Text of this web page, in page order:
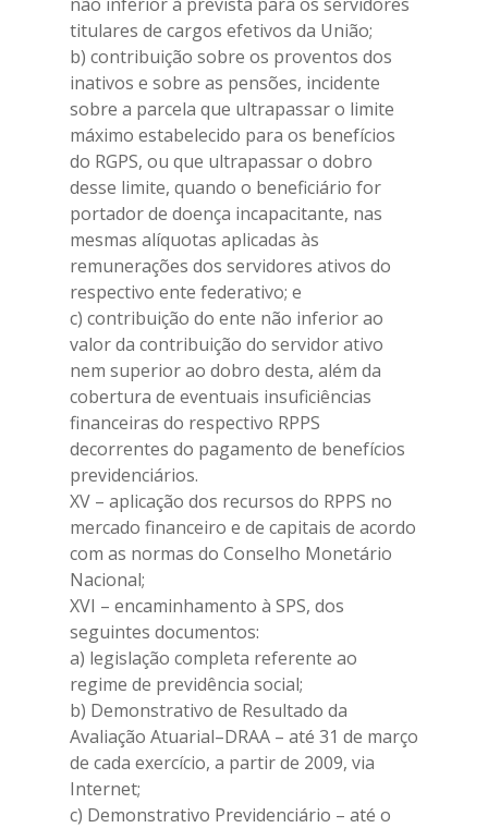
titulares de cargos efetivos da União;
b) contribuição sobre os proventos dos
inativos e sobre as pensões, incidente
sobre a parcela que ultrapassar o limite
máximo estabelecido para os benefícios
do RGPS, ou que ultrapassar o dobro
desse limite, quando o beneficiário for
portador de doença incapacitante, nas
mesmas alíquotas aplicadas às
remunerações dos servidores ativos do
respectivo ente federativo; e
c) contribuição do ente não inferior ao
valor da contribuição do servidor ativo
nem superior ao dobro desta, além da
cobertura de eventuais insuficiências
financeiras do respectivo RPPS
decorrentes do pagamento de benefícios
previdenciários.
XV – aplicação dos recursos do RPPS no
mercado financeiro e de capitais de acordo
com as normas do Conselho Monetário
Nacional;
XVI – encaminhamento à SPS, dos
seguintes documentos:
a) legislação completa referente ao
regime de previdência social;
b) Demonstrativo de Resultado da
Avaliação Atuarial–DRAA – até 31 de março
de cada exercício, a partir de 2009, via
Internet;
c) Demonstrativo Previdenciário – até o
Diretoria
Associe-se
Estatutos e Atas
Leis
Colônia de Férias
Grande
Hotel
Contato